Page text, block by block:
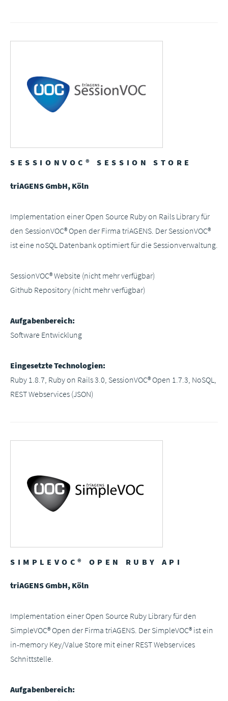
SESSIONVOC® SESSION STORE
triAGENS GmbH, Köln
Implementation einer Open Source Ruby on Rails Library für
den SessionVOC® Open der Firma triAGENS. Der SessionVOC®
ist eine noSQL Datenbank optimiert für die Sessionverwaltung.
SessionVOC® Website (nicht mehr verfügbar)
Github Repository (nicht mehr verfügbar)
Aufgabenbereich:
Software Entwicklung
Eingesetzte Technologien:
Ruby 1.8.7, Ruby on Rails 3.0, SessionVOC® Open 1.7.3, NoSQL,
REST Webservices (JSON)
SIMPLEVOC® OPEN RUBY API
triAGENS GmbH, Köln
Implementation einer Open Source Ruby Library für den
SimpleVOC® Open der Firma triAGENS. Der SimpleVOC® ist ein
in-memory Key/Value Store mit einer REST Webservices
Schnittstelle.
Aufgabenbereich: